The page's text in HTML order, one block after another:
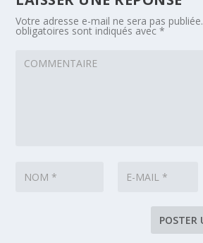
Votre adresse e-mail ne sera pas publiée.
obligatoires sont indiqués avec*